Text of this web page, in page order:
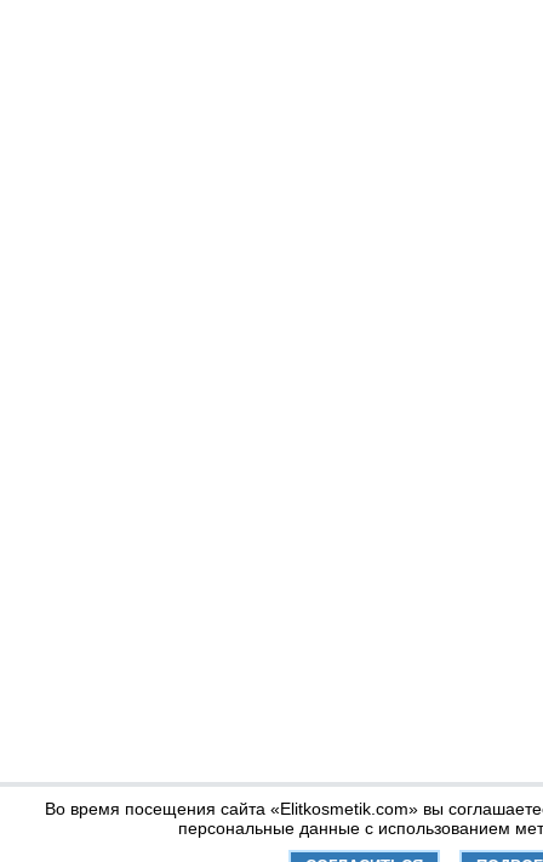
Во время посещения сайта «Elitkosmetik.com» вы
персональные данные с использованием